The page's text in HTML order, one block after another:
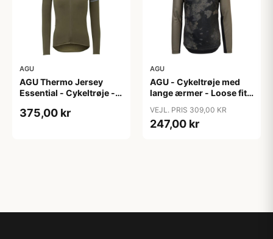
AGU
AGU Thermo Jersey
Essential - Cykeltrøje -
XXL
375,00 kr
AGU
AGU - Cykeltrøje med
lange ærmer - Loose fit -
VEJL. PRIS 309,00 KR
247,00 kr